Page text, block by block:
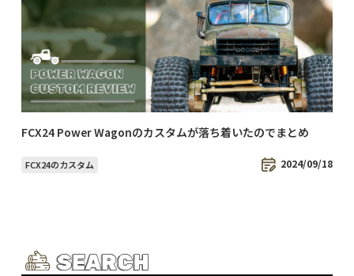
FCX24 Power Wagonのカスタムが落ち着いたのでまとめ
FCX24のカスタム 2024/09/18
SEARCH